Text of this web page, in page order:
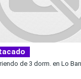
de 3 dorm. en Lo